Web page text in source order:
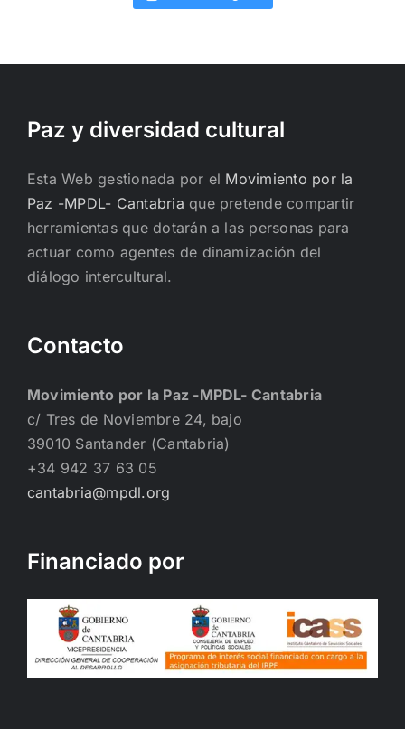
Paz y diversidad cultural
Esta Web gestionada por el Movimiento por la
Paz -MPDL- Cantabria que pretende compartir
herramientas que dotarán a las personas para
actuar como agentes de dinamización del
diálogo intercultural.
Contacto
Movimiento por la Paz -MPDL- Cantabria
c/ Tres de Noviembre 24, bajo
39010 Santander (Cantabria)
+34 942 37 63 05
cantabria@mpdl.org
Financiado por